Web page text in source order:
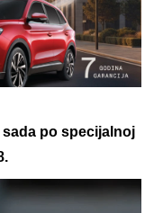
po specijalnoj